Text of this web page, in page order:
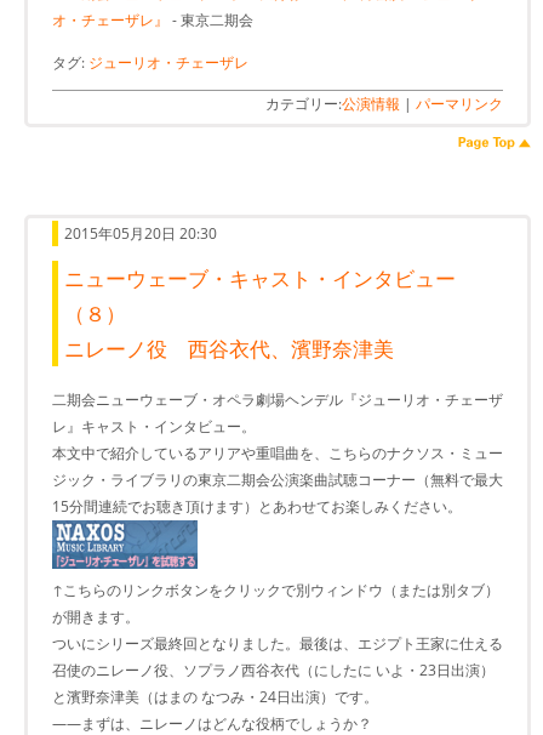
オ・チェーザレ』 - 東京二期会
タグ: ジューリオ・チェーザレ
カテゴリー:公演情報 | パーマリンク
2015年05月20日 20:30
ニューウェーブ・キャスト・インタビュー
（８）
ニレーノ役 西谷衣代、濱野奈津美
二期会ニューウェーブ・オペラ劇場ヘンデル『ジューリオ・チェーザ
レ』キャスト・インタビュー。
本文中で紹介しているアリアや重唱曲を、こちらのナクソス・ミュー
ジック・ライブラリの東京二期会公演楽曲試聴コーナー（無料で最大
15分間連続でお聴き頂けます）とあわせてお楽しみください。
↑こちらのリンクボタンをクリックで別ウィンドウ（または別タブ）
が開きます。
ついにシリーズ最終回となりました。最後は、エジプト王家に仕える
召使のニレーノ役、ソプラノ西谷衣代（にしたに いよ・23日出演）
と濱野奈津美（はまの なつみ・24日出演）です。
――まずは、ニレーノはどんな役柄でしょうか？